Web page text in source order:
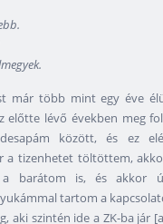
már több mint egy éve
előtte lévő években meg
között, és ez
a tizenhetet töltöttem,
a barátom is, és akkor
tartom a
aki szintén ide a ZK-ba jár